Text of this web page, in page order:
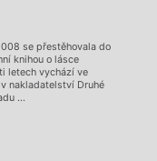
se přestěhovala do
knihou o lásce
letech vychází ve
nakladatelství Druhé
...